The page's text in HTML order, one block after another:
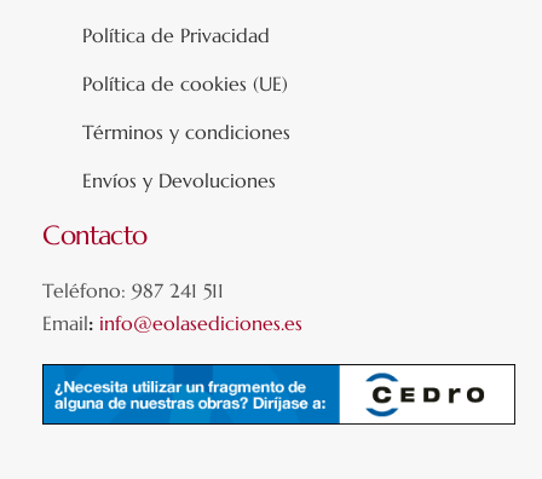
Política de Privacidad
Política de cookies (UE)
Términos y condiciones
Envíos y Devoluciones
Contacto
Teléfono: 987 241 511
Email: info@eolasediciones.es